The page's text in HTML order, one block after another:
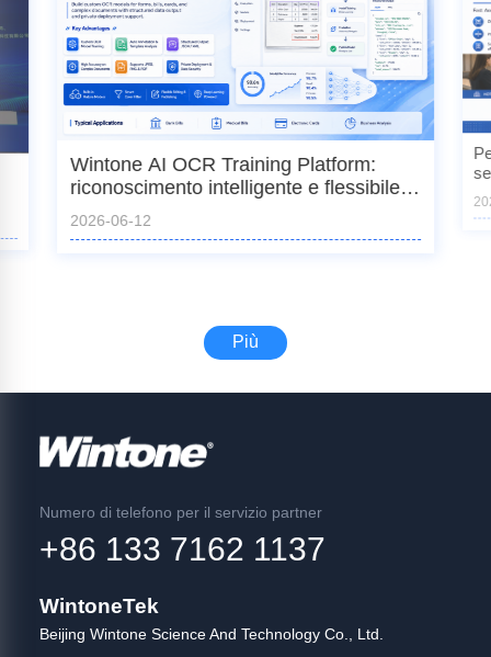
Wintone AI OCR Training Platform:
riconoscimento intelligente e flessibile
dei moduli aziendali
2026-06-12
Più
Numero di telefono per il servizio partner
+86 133 7162 1137
WintoneTek
Beijing Wintone Science And Technology Co., Ltd.